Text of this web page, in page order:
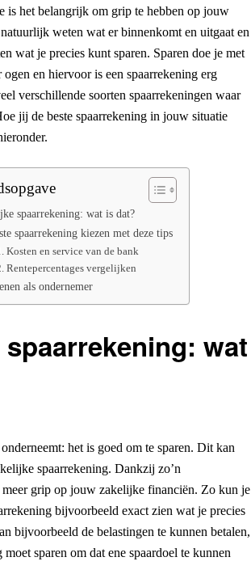
is het belangrijk om grip te hebben op jouw
weten wat er binnenkomt en uitgaat en
wat je precies kunt sparen. Sparen doe je met
en hiervoor is een spaarrekening erg
verschillende soorten spaarrekeningen waar
jij de beste spaarrekening in jouw situatie
spaarrekening: wat is dat?
spaarrekening kiezen met deze tips
Kosten en service van de bank
Rentepercentages vergelijken
als ondernemer
wat
het is goed om te sparen. Dit kan
spaarrekening. Dankzij zo’n
grip op jouw zakelijke financiën. Zo kun je
bijvoorbeeld exact zien wat je precies
bijvoorbeeld de belastingen te kunnen betalen,
sparen om dat ene spaardoel te kunnen